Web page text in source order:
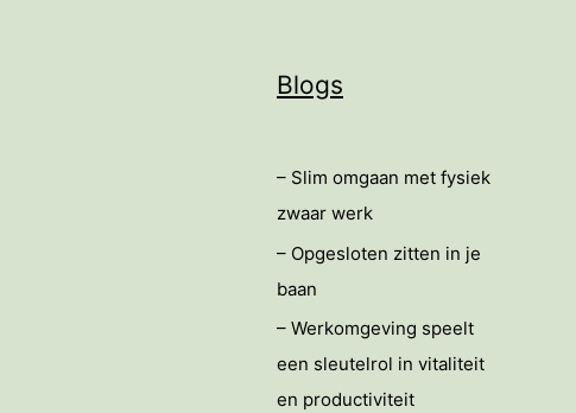
Blogs
– Slim omgaan met fysiek
zwaar werk
– Opgesloten zitten in je
baan
– Werkomgeving speelt
een sleutelrol in vitaliteit
en productiviteit